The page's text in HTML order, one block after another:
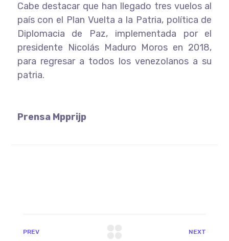
Cabe destacar que han llegado tres vuelos al
país con el Plan Vuelta a la Patria, política de
Diplomacia de Paz, implementada por el
presidente Nicolás Maduro Moros en 2018,
para regresar a todos los venezolanos a su
patria.
Prensa Mpprijp
PREV NEXT